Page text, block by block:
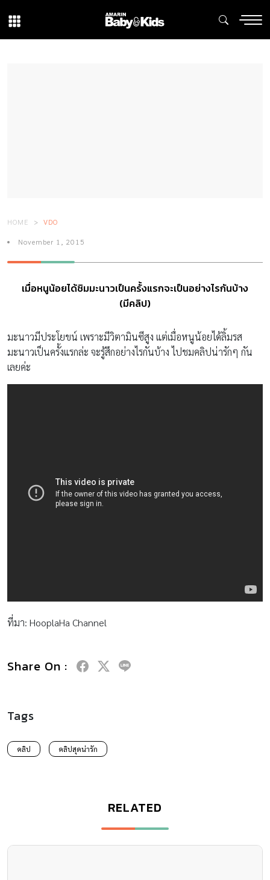
HOME VDO
November 1, 2015
เมื่อหนูน้อยได้ชิมมะนาวเป็นครั้งแรกจะเป็นอย่างไรกันบ้าง
(มีคลิป)
มะนาวมีประโยขน์ เพราะมีวิตามินซีสูง แต่เมื่อหนูน้อยได้ลิ้มรส
มะนาวเป็นครั้งแรกล่ะ จะรู้สึกอย่างไรกันบ้าง ไปชมคลิปน่ารักๆ กัน
เลยค่ะ
ที่มา: HooplaHa Channel
Share On :
Tags
คลิป คลิปสุดน่ารัก
RELATED